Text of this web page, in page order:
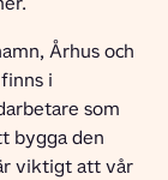
Århus och
i
som
bygga den
viktigt att vår